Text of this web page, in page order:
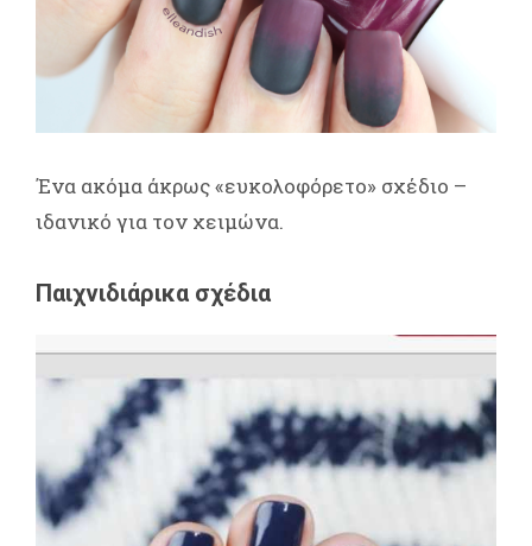
Ένα ακόμα άκρως «ευκολοφόρετο» σχέδιο –
ιδανικό για τον χειμώνα.
Παιχνιδιάρικα σχέδια